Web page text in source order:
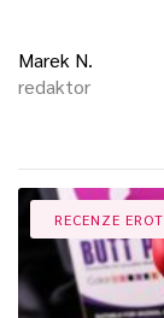
Marek N.
redaktor
RECENZE